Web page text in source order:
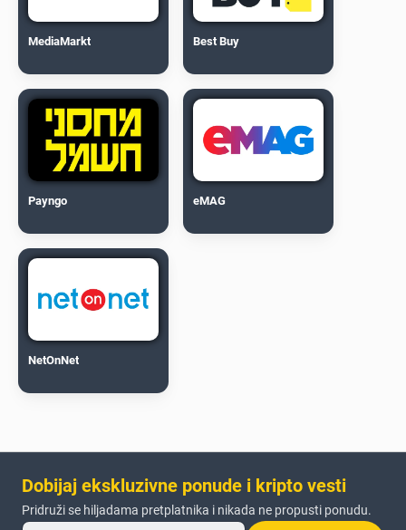
MediaMarkt Best Buy
Payngo eMAG
NetOnNet
Dobijaj ekskluzivne ponude i kripto vesti
Pridruži se hiljadama pretplatnika i nikada ne propusti ponudu.